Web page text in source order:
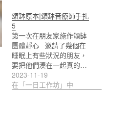
頌缽原本|頌缽音療師手扎
5
第一次在朋友家施作頌缽
團體靜心 邀請了幾個在
睡眠上有些狀況的朋友，
要把他們湊在一起真的…
2023-11-19
在「一日工作坊」中